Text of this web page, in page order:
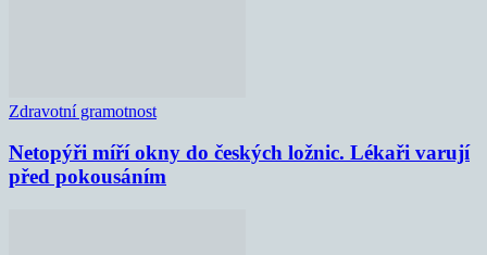
Zdravotní gramotnost
Netopýři míří okny do českých ložnic. Lékaři varují
před pokousáním